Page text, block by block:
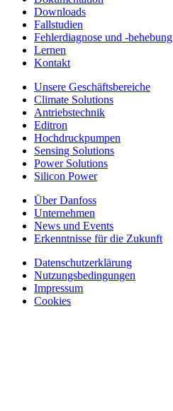
Downloads
Fallstudien
Fehlerdiagnose und -behebung
Lernen
Kontakt
Unsere Geschäftsbereiche
Climate Solutions
Antriebstechnik
Editron
Hochdruckpumpen
Sensing Solutions
Power Solutions
Silicon Power
Über Danfoss
Unternehmen
News und Events
Erkenntnisse für die Zukunft
Datenschutzerklärung
Nutzungsbedingungen
Impressum
Cookies